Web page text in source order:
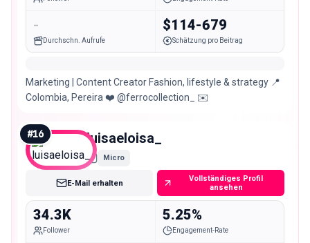
-
Durchschn. Aufrufe
$114-679
Schätzung pro Beitrag
Marketing | Content Creator Fashion, lifestyle & strategy 📍
Colombia, Pereira ❤️ @ferrocollection_ ✉️
#16 luisaeloisa_
Micro
E-Mail erhalten
Vollständiges Profil
ansehen
34.3K
Follower
5.25%
Engagement-Rate